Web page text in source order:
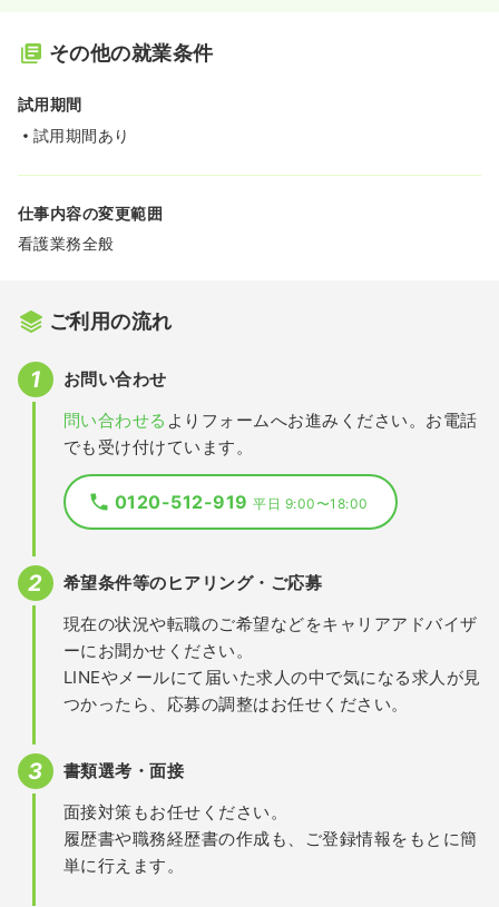
その他の就業条件
試用期間
試用期間あり
仕事内容の変更範囲
看護業務全般
ご利用の流れ
お問い合わせ
問い合わせる よりフォームへお進みください。お電話
でも受け付けています。
0120-512-919平日 9:00〜18:00
希望条件等のヒアリング・ご応募
現在の状況や転職のご希望などをキャリアアドバイザ
ーにお聞かせください。
LINEやメールにて届いた求人の中で気になる求人が見
つかったら、応募の調整はお任せください。
書類選考・面接
面接対策もお任せください。
履歴書や職務経歴書の作成も、ご登録情報をもとに簡
単に行えます。